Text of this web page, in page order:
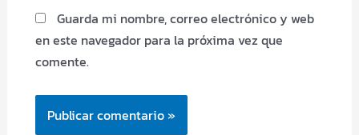
Guarda mi nombre, correo electrónico y web
en este navegador para la próxima vez que
comente.